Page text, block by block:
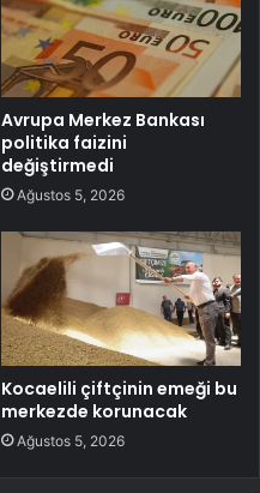
Avrupa Merkez Bankası
politika faizini
değiştirmedi
Ağustos 5, 2026
Kocaelili çiftçinin emeği bu
merkezde korunacak
Ağustos 5, 2026